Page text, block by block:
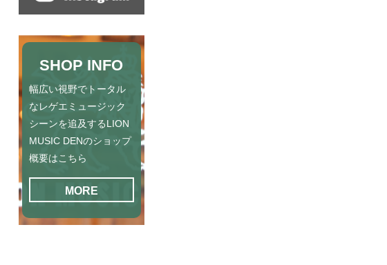
SHOP INFO
幅広い視野でトータル
なレゲエミュージック
シーンを追及するLION
MUSIC DENのショップ
概要はこちら
MORE